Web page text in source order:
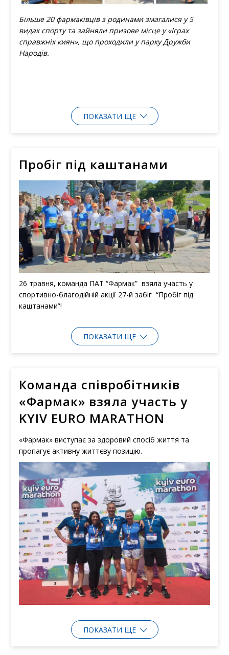
Більше 20 фармаківців з родинами змагалися у 5
видах спорту та зайняли призове місце у «Іграх
справжніх киян», що проходили у парку Дружби
Народів.
ПОКАЗАТИ ЩЕ
Пробіг під каштанами
26 травня, команда ПАТ “Фармак” взяла участь у
спортивно-благодійній акції 27-й забіг “Пробіг під
каштанами”!
ПОКАЗАТИ ЩЕ
Команда співробітників
«Фармак» взяла участь у
KYIV EURO MARATHON
«Фармак» виступає за здоровий спосіб життя та
пропагує активну життєву позицію.
ПОКАЗАТИ ЩЕ